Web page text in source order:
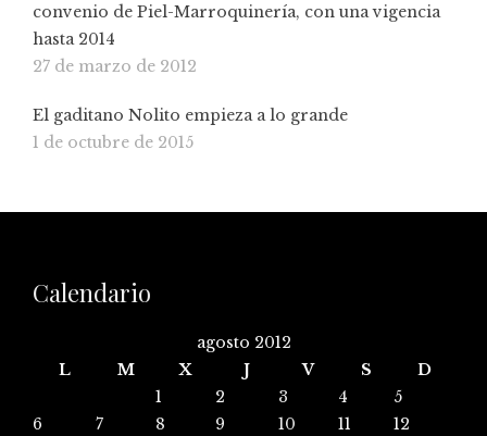
convenio de Piel-Marroquinería, con una vigencia
hasta 2014
27 de marzo de 2012
El gaditano Nolito empieza a lo grande
1 de octubre de 2015
Calendario
agosto 2012
L
M X J V S
D
1
2 3 4
5
6
7 8 9 10 11
12